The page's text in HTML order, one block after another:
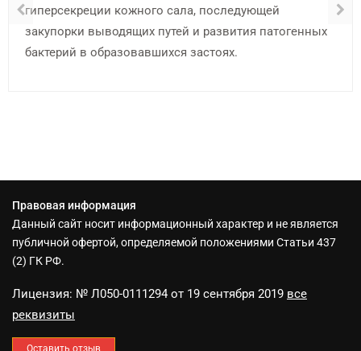
гиперсекреции кожного сала, последующей
закупорки выводящих путей и развития патогенных
бактерий в образовавшихся застоях.
Правовая информация
Данный сайт носит информационный характер и не является
публичной офертой, определяемой положениями Статьи 437
(2) ГК РФ.
Лицензия: № Л050-0111294 от 19 сентября 2019 все
реквизиты